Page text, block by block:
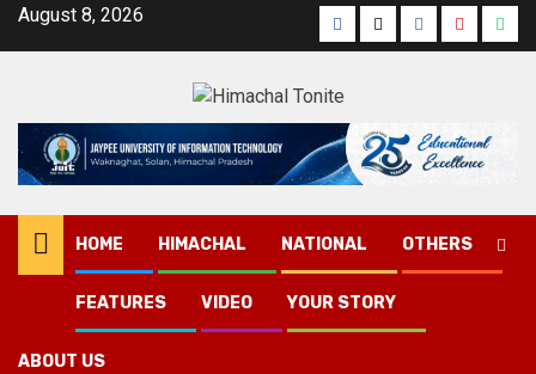
SkipAugust 8, 2026 Facebook
TwitterInstagram
YouTube
HOME HIMACHAL NATIONAL OTHERS
FEATURES VIDEO YOUR STORY
ABOUT US
Himachal
कोरोना जांच के लिए मंडी, नेरचौक और सुंदरनगर में लगेंगे विशेष सैंपल एकत्रण कैंप